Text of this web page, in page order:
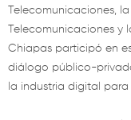
Telecomunicaciones,
Telecomunicaciones y
Chiapas participó en
diálogo público-
la industria digital